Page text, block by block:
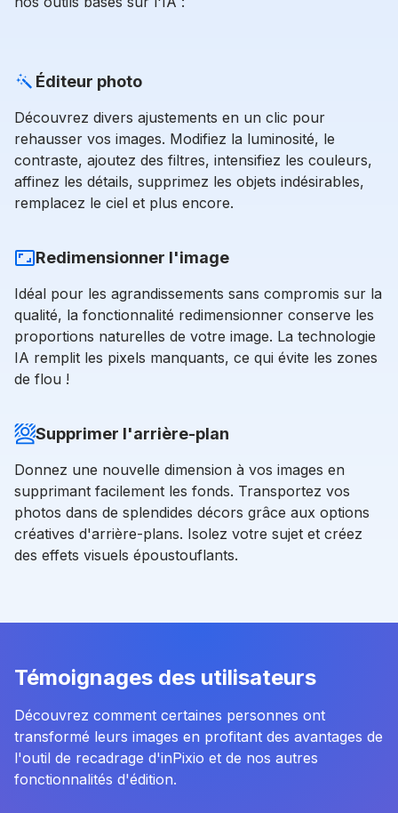
Éditeur photo
Découvrez divers ajustements en un clic pour
rehausser vos images. Modifiez la luminosité, le
contraste, ajoutez des filtres, intensifiez les couleurs,
affinez les détails, supprimez les objets indésirables,
remplacez le ciel et plus encore.
Redimensionner l'image
Idéal pour les agrandissements sans compromis sur la
qualité, la fonctionnalité redimensionner conserve les
proportions naturelles de votre image. La technologie
IA remplit les pixels manquants, ce qui évite les zones
de flou !
Supprimer l'arrière-plan
Donnez une nouvelle dimension à vos images en
supprimant facilement les fonds. Transportez vos
photos dans de splendides décors grâce aux options
créatives d'arrière-plans. Isolez votre sujet et créez
des effets visuels époustouflants.
Témoignages des utilisateurs
Découvrez comment certaines personnes ont
transformé leurs images en profitant des avantages de
l'outil de recadrage d'inPixio et de nos autres
fonctionnalités d'édition.